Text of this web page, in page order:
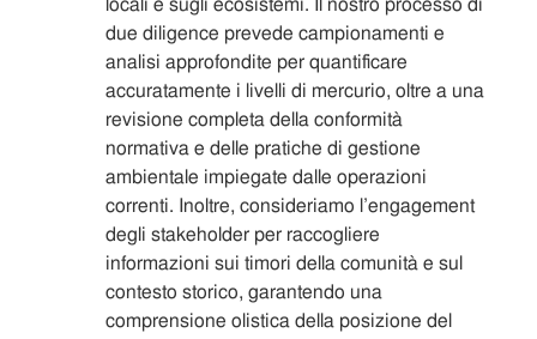
locali e sugli ecosistemi. Il nostro processo di
due diligence prevede campionamenti e
analisi approfondite per quantificare
accuratamente i livelli di mercurio, oltre a una
revisione completa della conformità
normativa e delle pratiche di gestione
ambientale impiegate dalle operazioni
correnti. Inoltre, consideriamo l’engagement
degli stakeholder per raccogliere
informazioni sui timori della comunità e sul
contesto storico, garantendo una
comprensione olistica della posizione del